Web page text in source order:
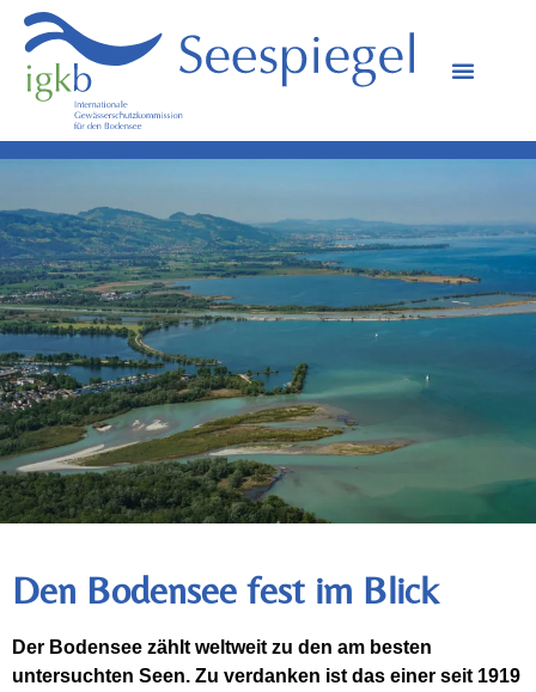
Den Bodensee fest im Blick
Der Bodensee zählt weltweit zu den am besten
untersuchten Seen. Zu verdanken ist das einer seit 1919